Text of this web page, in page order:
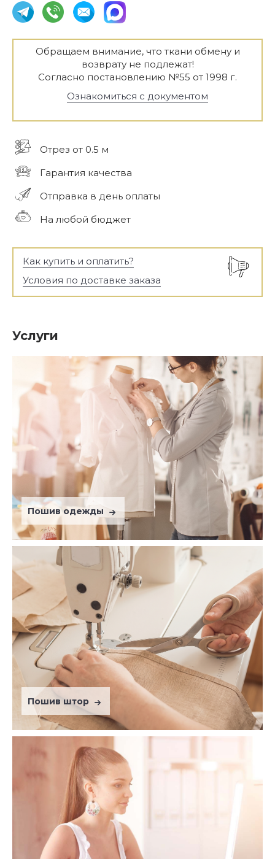
Обращаем внимание, что ткани обмену и
возврату не подлежат!
Согласно постановлению №55 от 1998 г.
Ознакомиться с документом
Отрез от 0.5 м
Гарантия качества
Отправка в день оплаты
На любой бюджет
Как купить и оплатить?
Условия по доставке заказа
Услуги
Пошив одежды
Пошив штор